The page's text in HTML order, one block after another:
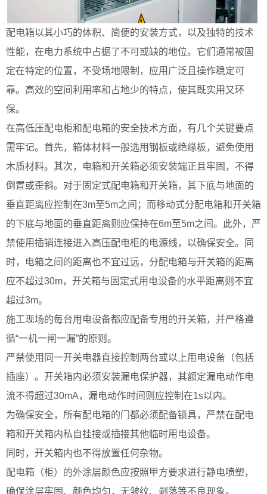
配电箱以其小巧的体积、简便的安装方式，以及独特的技术
性能，在电力系统中占据了不可或缺的地位。它们通常被固
定在特定的位置，不受场地限制，应用广泛且操作稳定可
靠。高效的空间利用率和占地少的特点，使其既实用又环
保。
在高低压配电柜和配电箱的安全技术方面，有几个关键要点
需牢记。首先，箱体材料一般选用钢板或绝缘板，避免使用
木质材料。其次，电箱和开关箱必须安装端正且牢固，不得
倒置或歪斜。对于固定式配电箱和开关箱，其下底与地面的
垂直距离应控制在3m至5m之间；而移动式分配电箱和开关箱
的下底与地面的垂直距离则应保持在6m至5m之间。此外，严
禁使用插销连接进入高压配电柜的电源线，以确保安全。同
时，电箱之间的距离也不宜过远，分配电箱与开关箱的距离
应不超过30m，开关箱与固定式用电设备的水平距离则不宜
超过3m。
施工现场的每台用电设备都应配备专用的开关箱，并严格遵
循“一机一闸一漏”的原则。
严禁使用同一开关电器直接控制两台或以上用电设备（包括
插座）。开关箱内必须安装漏电保护器，其额定漏电动作电
流不得超过30mA，漏电动作时间则应控制在1s以内。
为确保安全，所有配电箱的门都必须配备锁具，严禁在配电
箱和开关箱内私自挂接或插接其他临时用电设备。
同时，开关箱内也不得放置任何杂物。
配电箱（柜）的外涂层颜色应按照甲方要求进行静电喷塑，
确保涂层牢固、颜色均匀，无皱纹、剥落等不良现象。